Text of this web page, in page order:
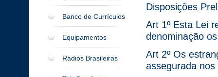
Banco de Currículos
Equipamentos
Rádios Brasileiras
Disposições
Art 1º Esta Lei
denominação
Art 2º Os
assegurada